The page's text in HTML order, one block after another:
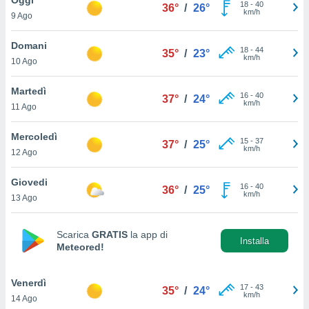
è
al sito
di
ci
di
il
un
la
nella
9 Ago
36° / 26° 18- 40
km/h
Domani
10 Ago
35° / 23° 18- 44
km/h
Martedì
11 Ago
37° / 24° 16- 40
km/h
Mercoledì
12 Ago
37° / 25° 15- 37
km/h
Giovedi
13 Ago
36° / 25° 16- 40
km/h
Scarica GRATIS la app di
Meteored!
Installa
Venerdì
14 Ago
35° / 24° 17- 43
km/h